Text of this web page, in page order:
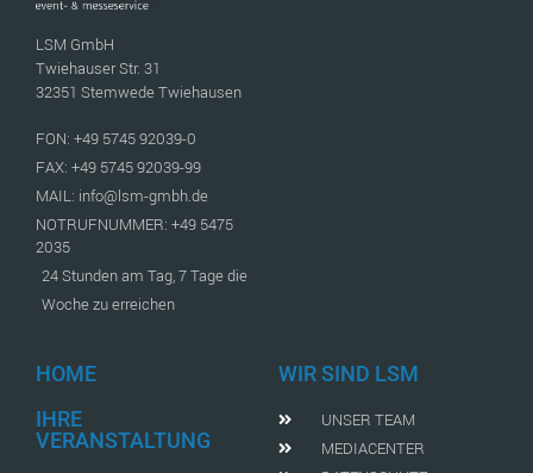
LSM GmbH
Twiehauser Str. 31
32351 Stemwede Twiehausen
FON: +49 5745 92039-0
FAX: +49 5745 92039-99
MAIL: info@lsm-gmbh.de
NOTRUFNUMMER: +49 5475
2035
24 Stunden am Tag, 7 Tage die
Woche zu erreichen
HOME
IHRE
VERANSTALTUNG
WIR SIND LSM
UNSER TEAM
MEDIACENTER